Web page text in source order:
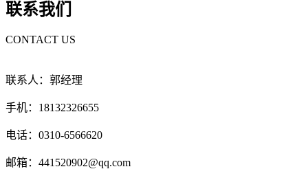
联系我们
CONTACT US
联系人：郭经理
手机：18132326655
电话：0310-6566620
邮箱：441520902@qq.com